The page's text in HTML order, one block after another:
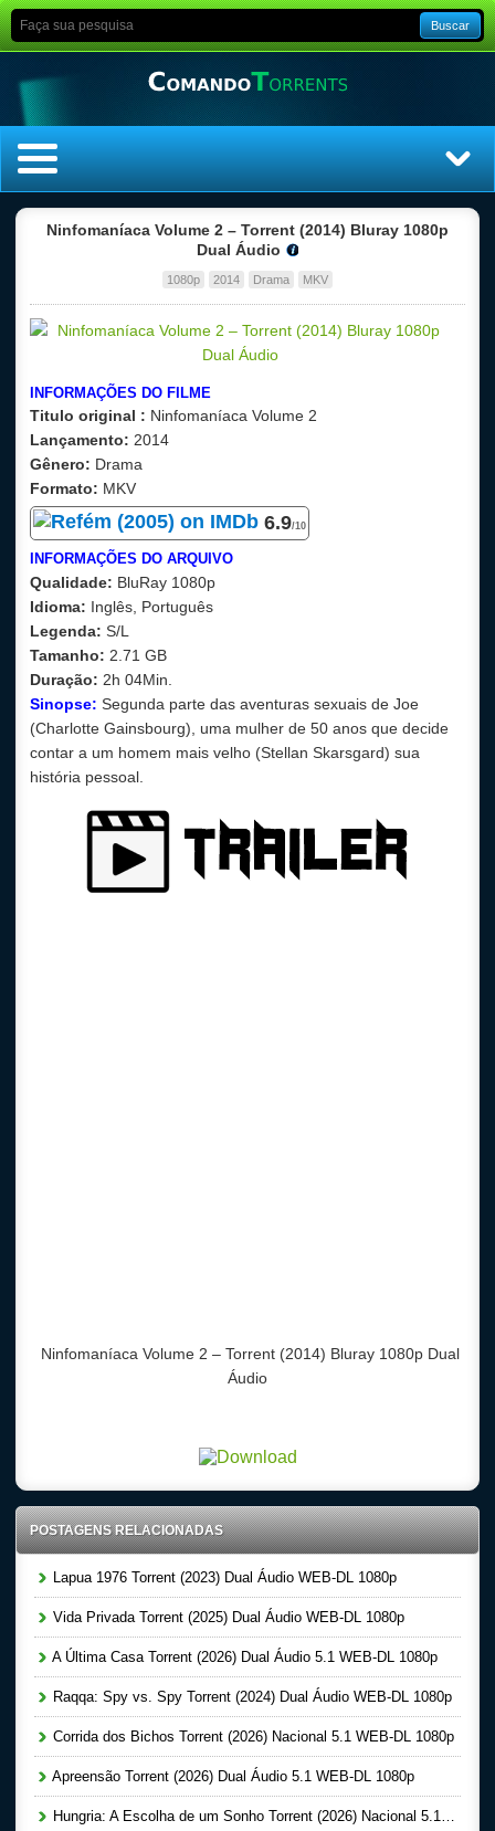
Buscar
Top Séries
Dublado
Ninfomaníaca Volume 2 – Torrent (2014) Bluray 1080p
Dual Áudio
1080p 2014 Drama MKV
INFORMAÇÕES DO FILME
Titulo original : Ninfomaníaca Volume 2
Lançamento: 2014
Gênero: Drama
Formato: MKV
6.9/10
INFORMAÇÕES DO ARQUIVO
Qualidade: BluRay 1080p
Idioma: Inglês, Português
Legenda: S/L
Tamanho: 2.71 GB
Duração: 2h 04Min.
Sinopse: Segunda parte das aventuras sexuais de Joe
(Charlotte Gainsbourg), uma mulher de 50 anos que decide
contar a um homem mais velho (Stellan Skarsgard) sua
história pessoal.
Ninfomaníaca Volume 2 – Torrent (2014) Bluray 1080p Dual
Áudio
POSTAGENS RELACIONADAS
Lapua 1976 Torrent (2023) Dual Áudio WEB-DL 1080p
Vida Privada Torrent (2025) Dual Áudio WEB-DL 1080p
A Última Casa Torrent (2026) Dual Áudio 5.1 WEB-DL 1080p
Raqqa: Spy vs. Spy Torrent (2024) Dual Áudio WEB-DL 1080p
Corrida dos Bichos Torrent (2026) Nacional 5.1 WEB-DL 1080p
Apreensão Torrent (2026) Dual Áudio 5.1 WEB-DL 1080p
Hungria: A Escolha de um Sonho Torrent (2026) Nacional 5.1 WEB-DL 1080p